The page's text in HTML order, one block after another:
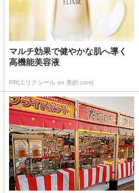
マルチ効果で健やかな肌へ導く
高機能美容液
PR(エリクシール on 美的.com)